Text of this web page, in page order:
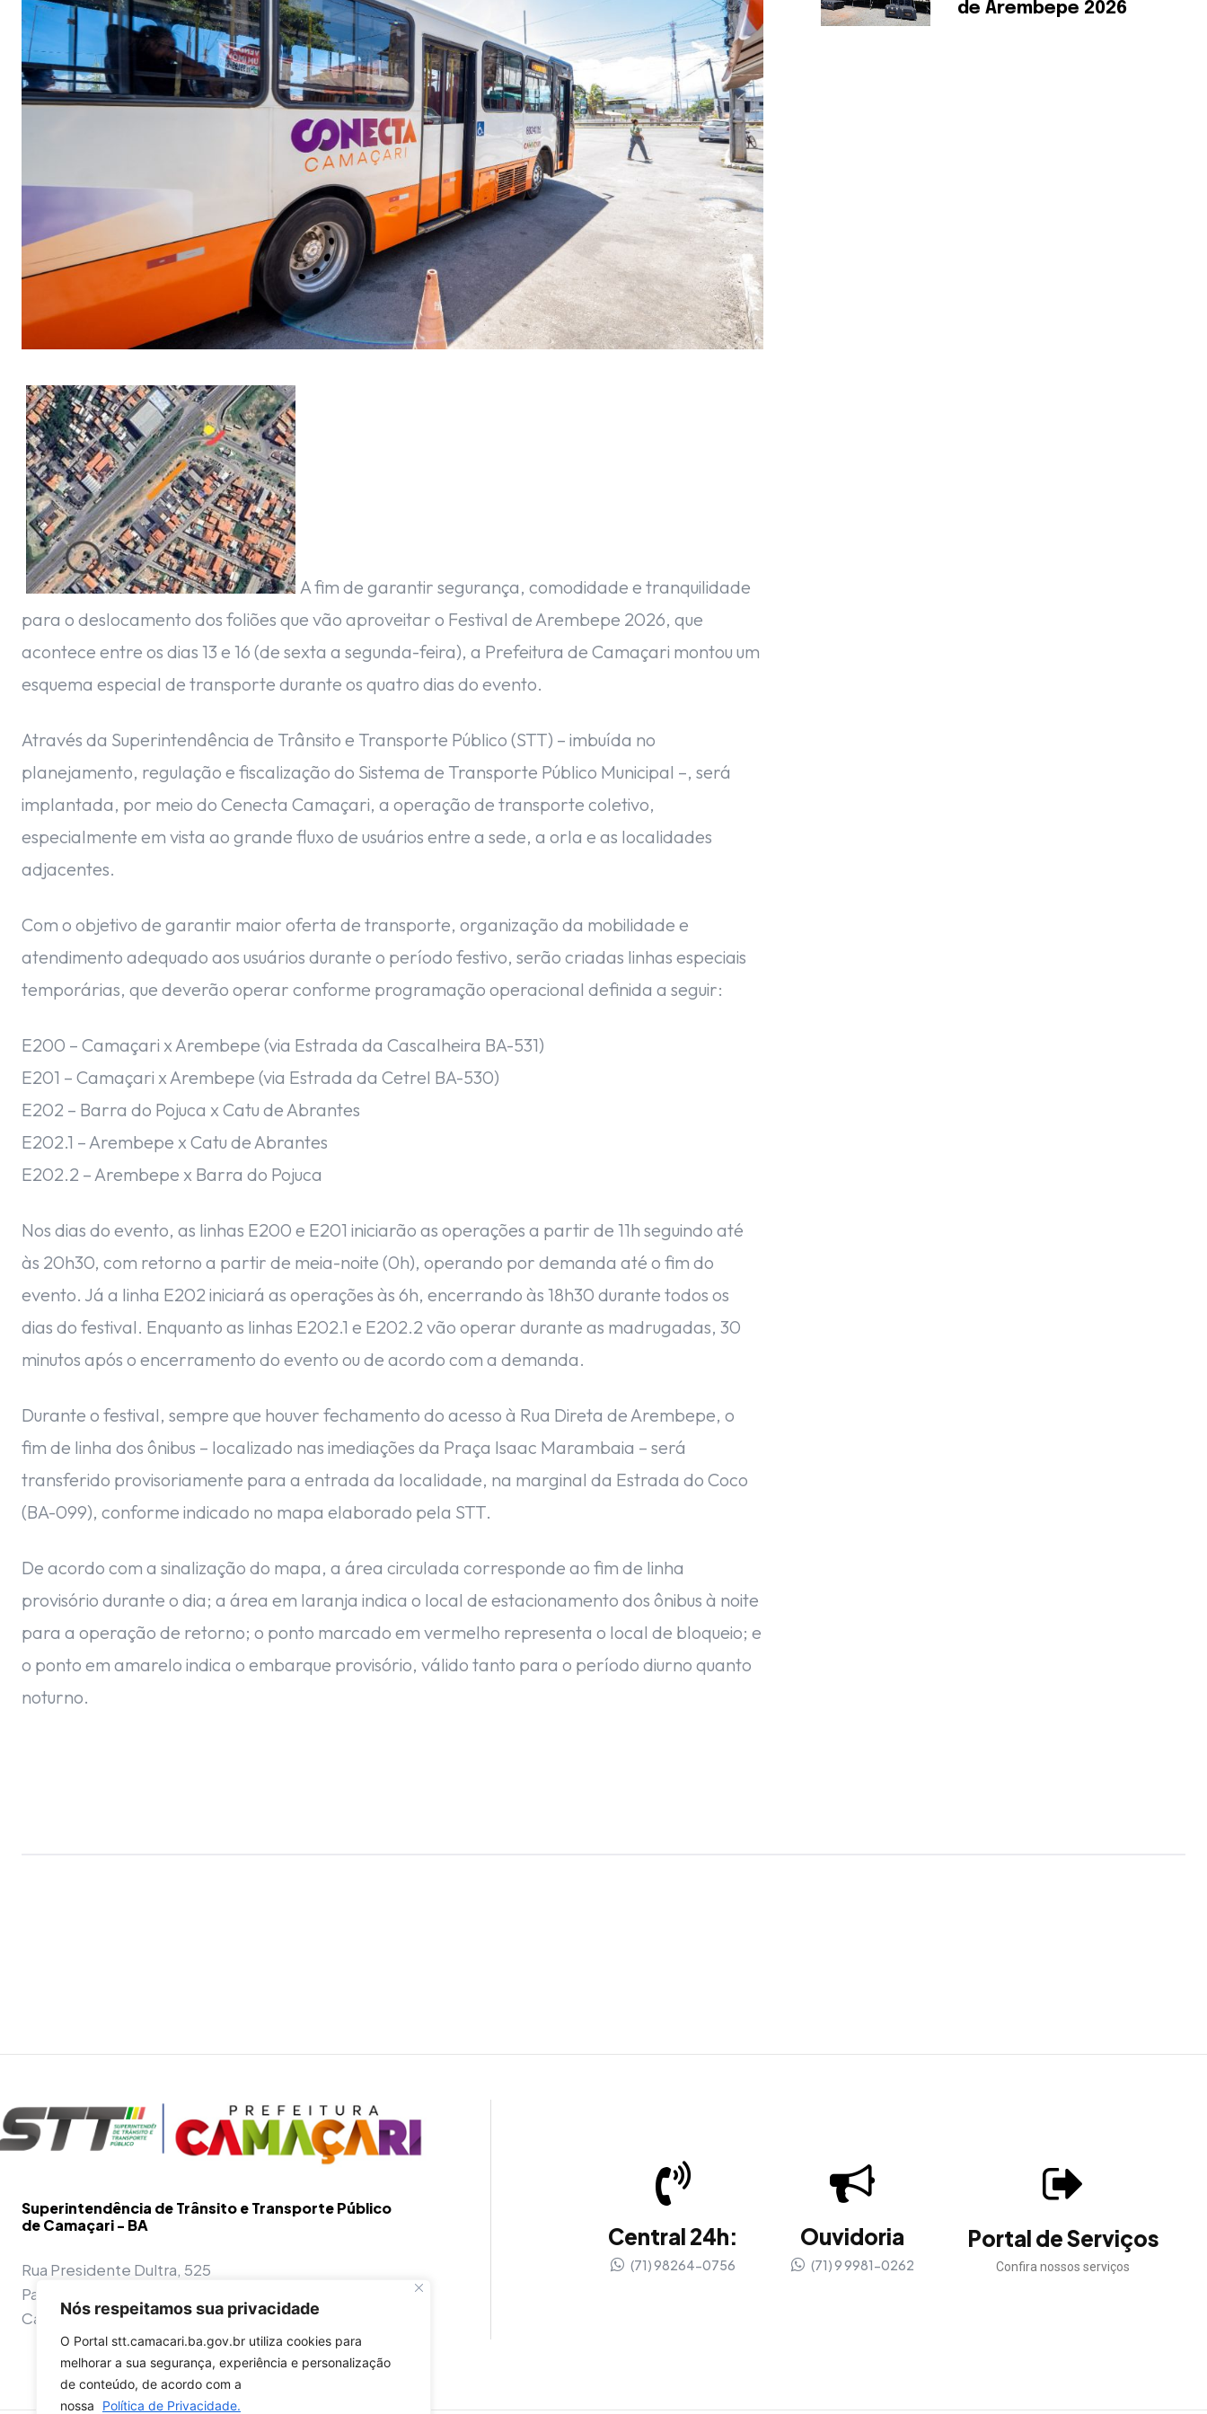
Nós respeitamos sua privacidade
O Portal stt.camacari.ba.gov.br utiliza cookies para
melhorar a sua segurança, experiência e personalização
de conteúdo, de acordo com a
nossa
Política de Privacidade.
A fim de garantir segurança, comodidade e tranquilidade
para o deslocamento dos foliões que vão aproveitar o Festival de Arembepe 2026, que
acontece entre os dias 13 e 16 (de sexta a segunda-feira), a Prefeitura de Camaçari montou um
esquema especial de transporte durante os quatro dias do evento.
Através da Superintendência de Trânsito e Transporte Público (STT) – imbuída no
planejamento, regulação e fiscalização do Sistema de Transporte Público Municipal –, será
implantada, por meio do Cenecta Camaçari, a operação de transporte coletivo,
especialmente em vista ao grande fluxo de usuários entre a sede, a orla e as localidades
adjacentes.
Com o objetivo de garantir maior oferta de transporte, organização da mobilidade e
atendimento adequado aos usuários durante o período festivo, serão criadas linhas especiais
temporárias, que deverão operar conforme programação operacional definida a seguir:
E200 – Camaçari x Arembepe (via Estrada da Cascalheira BA-531)
E201 – Camaçari x Arembepe (via Estrada da Cetrel BA-530)
E202 – Barra do Pojuca x Catu de Abrantes
E202.1 – Arembepe x Catu de Abrantes
E202.2 – Arembepe x Barra do Pojuca
Nos dias do evento, as linhas E200 e E201 iniciarão as operações a partir de 11h seguindo até
às 20h30, com retorno a partir de meia-noite (0h), operando por demanda até o fim do
evento. Já a linha E202 iniciará as operações às 6h, encerrando às 18h30 durante todos os
dias do festival. Enquanto as linhas E202.1 e E202.2 vão operar durante as madrugadas, 30
minutos após o encerramento do evento ou de acordo com a demanda.
Durante o festival, sempre que houver fechamento do acesso à Rua Direta de Arembepe, o
fim de linha dos ônibus – localizado nas imediações da Praça Isaac Marambaia – será
transferido provisoriamente para a entrada da localidade, na marginal da Estrada do Coco
(BA-099), conforme indicado no mapa elaborado pela STT.
De acordo com a sinalização do mapa, a área circulada corresponde ao fim de linha
provisório durante o dia; a área em laranja indica o local de estacionamento dos ônibus à noite
para a operação de retorno; o ponto marcado em vermelho representa o local de bloqueio; e
o ponto em amarelo indica o embarque provisório, válido tanto para o período diurno quanto
noturno.
de Arembepe 2026
Superintendência de Trânsito e Transporte Público
de Camaçari - BA
Rua Presidente Dultra, 525
Parque Nascentes do Rio Capivara
Camaçari - BA - 42800-970
Central 24h:
(71) 98264-0756
Ouvidoria
(71) 9 9981-0262
Portal de Serviços
Confira nossos serviços